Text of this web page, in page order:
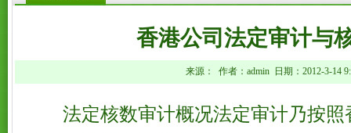
香港公司法定审计与
来源： 作者：admin 日期：2012-3-14
法定核数审计概况法定审计乃按照